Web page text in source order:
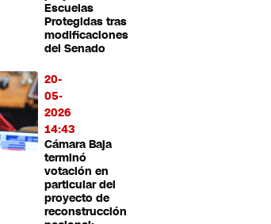
Escuelas
Protegidas tras
modificaciones
del Senado
20-
05-
2026
14:43
Cámara Baja
terminó
votación en
particular del
proyecto de
reconstrucción